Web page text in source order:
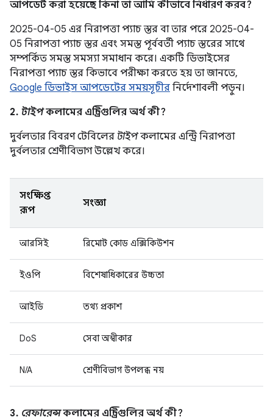
আপডেট করা হয়েছে কিনা তা আমি কীভাবে নির্ধারণ করব?
2025-04-05 এর নিরাপত্তা প্যাচ স্তর বা তার পরে 2025-04-
05 নিরাপত্তা প্যাচ স্তর এবং সমস্ত পূর্ববর্তী প্যাচ স্তরের সাথে
সম্পর্কিত সমস্ত সমস্যা সমাধান করে। একটি ডিভাইসের
নিরাপত্তা প্যাচ স্তর কিভাবে পরীক্ষা করতে হয় তা জানতে,
Google ডিভাইস আপডেটের সময়সূচীর নির্দেশাবলী পড়ুন।
2. টাইপকলামের এন্ট্রিগুলির অর্থ কী?
দুর্বলতার বিবরণ টেবিলের টাইপকলামের এন্ট্রি নিরাপত্তা
দুর্বলতার শ্রেণীবিভাগ উল্লেখ করে।
সংক্ষিপ্ত
রূপ
সংজ্ঞা
আরসিই রিমোট কোড এক্সিকিউশন
ইওপি বিশেষাধিকারের উচ্চতা
আইডি তথ্য প্রকাশ
DoS সেবা অস্বীকার
N/A শ্রেণীবিভাগ উপলব্ধ নয়
3. রেফারেন্সকলামের এন্ট্রিগুলির অর্থ কী?